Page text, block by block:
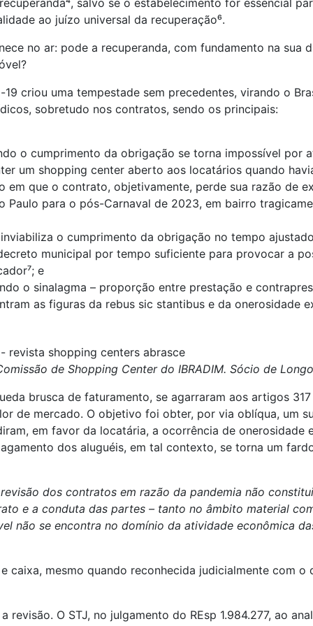
ao juízo universal da recuperação⁶.
no ar: pode a recuperanda, com fundamento na
criou uma tempestade sem precedentes, virando o
sobretudo nos contratos, sendo os principais:
o cumprimento da obrigação se torna impossível por
um shopping center aberto aos locatários quando
que o contrato, objetivamente, perde sua razão de
Paulo para o pós-Carnaval de 2023, em bairro
o cumprimento da obrigação no tempo
municipal por tempo suficiente para provocar a
e
o sinalagma – proporção entre prestação e
as figuras da rebus sic stantibus e da onerosidade
de Shopping Center do IBRADIM. Sócio de
brusca de faturamento, se agarraram aos artigos
de mercado. O objetivo foi obter, por via oblíqua, um
em favor da locatária, a ocorrência de onerosidade
dos aluguéis, em tal contexto, se torna um
revisão dos contratos em razão da pandemia não
e a conduta das partes – tanto no âmbito material
não se encontra no domínio da atividade econômica
caixa, mesmo quando reconhecida judicialmente com
O STJ, no julgamento do REsp 1.984.277, ao